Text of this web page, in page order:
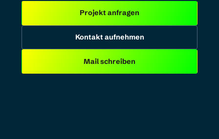
Projekt anfragen
Kontakt aufnehmen
Mail schreiben